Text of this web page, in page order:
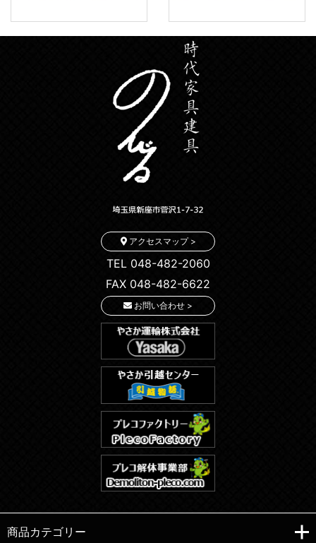
アクセスマップ >
TEL 048-482-2060
FAX 048-482-6622
お問い合わせ >
商品カテゴリー